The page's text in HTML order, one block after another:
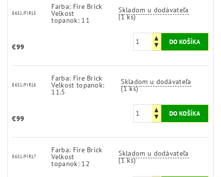
8651/FIR15
Farba: Fire Brick
Velkost
topanok: 11
Skladom u dodávateľa
(1 ks)
€99
8651/FIR16
Farba: Fire Brick
Velkost topanok:
11.5
Skladom u dodávateľa
(1 ks)
€99
8651/FIR17
Farba: Fire Brick
Velkost
topanok: 12
Skladom u dodávateľa
(1 ks)